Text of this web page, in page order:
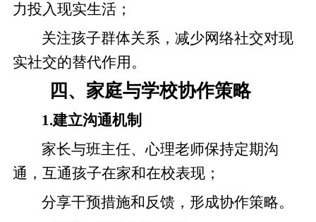
力投入现实生活；
关注孩子群体关系，减少网络社交对现
实社交的替代作用。
四、家庭与学校协作策略
1.建立沟通机制
家长与班主任、心理老师保持定期沟
通，互通孩子在家和在校表现；
分享干预措施和反馈，形成协作策略。